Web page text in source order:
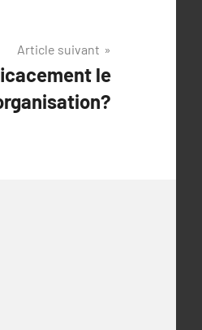
Article suivant
le